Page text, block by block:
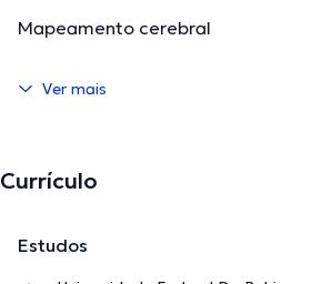
Mapeamento cerebral
Ver mais
Currículo
Estudos